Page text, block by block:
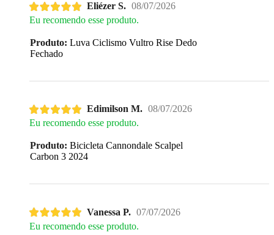
Eliézer S. 08/07/2026
Eu recomendo esse produto.
Produto: Luva Ciclismo Vultro Rise Dedo
Fechado
Edimilson M. 08/07/2026
Eu recomendo esse produto.
Produto: Bicicleta Cannondale Scalpel
Carbon 3 2024
Vanessa P. 07/07/2026
Eu recomendo esse produto.